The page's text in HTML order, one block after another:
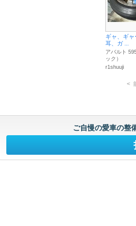
ギャ、ギ
耳、ガ ...
アバルト
ック）
r1shuuji
<
ご自慢の愛車の整